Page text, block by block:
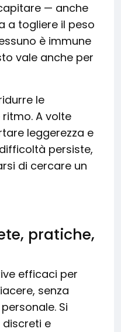
— anche
a togliere il peso
è immune
vale anche per
le
A volte
leggerezza e
persiste,
di cercare un
pratiche,
efficaci per
senza
Si
e